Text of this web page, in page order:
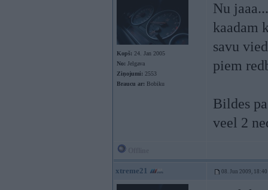
Kopš: 24. Jan 2005
No: Jelgava
Ziņojumi: 2553
Braucu ar: Bobiku
Nu
kaadam
savu
piem
Bildes
veel 2
xtreme21 08. Jun 2009, 18:40